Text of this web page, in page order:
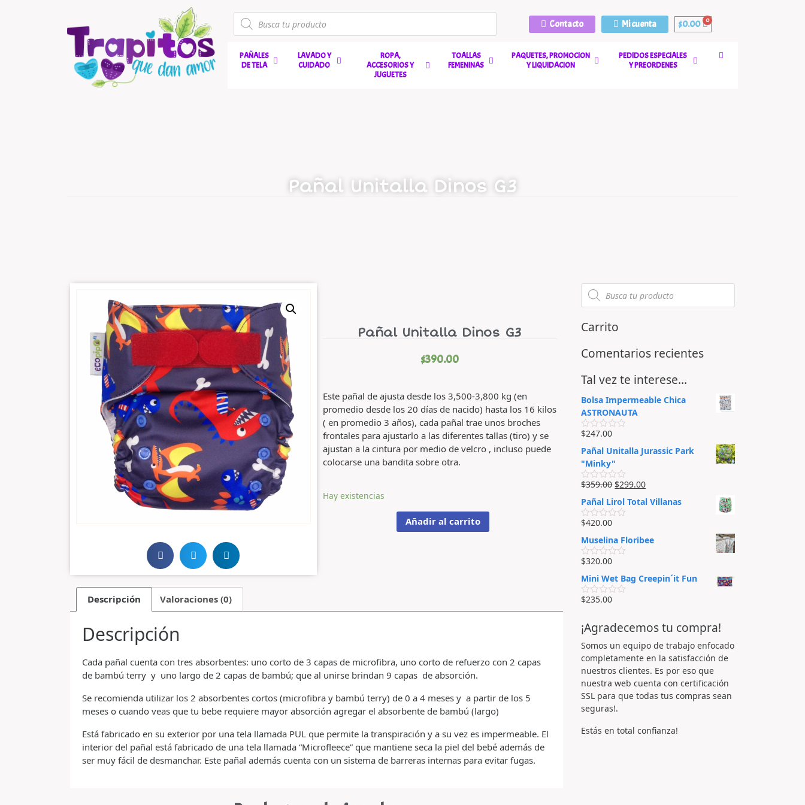
Contacto Mi cuenta $0.00
PAÑALES
DE TELA
LAVADO Y
CUIDADO
ROPA,
ACCESORIOS Y
JUGUETES
TOALLAS
FEMENINAS
PAQUETES, PROMOCION
Y LIQUIDACION
PEDIDOS ESPECIALES
Y PREORDENES
Pañal Unitalla Dinos G3
Pañal Unitalla Dinos G3
$390.00
Este pañal de ajusta desde los 3,500-3,800 kg (en
promedio desde los 20 días de nacido) hasta los 16 kilos
( en promedio 3 años), cada pañal trae unos broches
frontales para ajustarlo a las diferentes tallas (tiro) y se
ajustan a la cintura por medio de velcro , incluso puede
colocarse una bandita sobre otra.
Hay existencias
Añadir al carrito
Descripción Valoraciones (0)
Descripción
Cada pañal cuenta con tres absorbentes: uno corto de 3 capas de microfibra, uno corto de refuerzo con 2 capas
de bambú terry y uno largo de 2 capas de bambú; que al unirse brindan 9 capas de absorción.
Se recomienda utilizar los 2 absorbentes cortos (microfibra y bambú terry) de 0 a 4 meses y a partir de los 5
meses o cuando veas que tu bebe requiere mayor absorción agregar el absorbente de bambú (largo)
Está fabricado en su exterior por una tela llamada PUL que permite la transpiración y a su vez es impermeable. El
interior del pañal está fabricado de una tela llamada “Microfleece” que mantiene seca la piel del bebé además de
ser muy fácil de desmanchar. Este pañal además cuenta con un sistema de barreras internas para evitar fugas.
Carrito
Comentarios recientes
Tal vez te interese…
Bolsa Impermeable Chica
ASTRONAUTA
V
l
o
a
d
e
n
0
d
e
5
$247.00
Pañal Unitalla Jurassic Park
"Minky"
V
l
o
r
a
d
o
e
n
d
e
5
$359.00 $299.00
Pañal Lirol Total Villanas
V
l
o
r
a
d
o
e
n
e
5
$420.00
Muselina Floribee
V
l
o
r
a
e
0
d
e
5
$320.00
Mini Wet Bag Creepin´it Fun
V
o
r
a
o
e
0
d
5
$235.00
¡Agradecemos tu compra!
Somos un equipo de trabajo enfocado
completamente en la satisfacción de
nuestros clientes. Es por eso que
nuestra web cuenta con certificación
SSL para que todas tus compras sean
seguras!.
Estás en total confianza!